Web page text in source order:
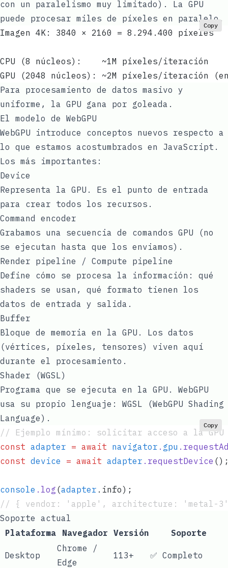
con un paralelismo muy limitado). La GPU
puede procesar miles de píxeles en paralelo.
Imagen 4K: 3840 × 2160 = 8.294.400 píxeles
CPU (8 núcleos):    ~1M píxeles/iteración
GPU (2048 núcleos): ~2M píxeles/iteración
Copy
Para procesamiento de datos masivo y
uniforme, la GPU gana por goleada.
El modelo de WebGPU
WebGPU introduce conceptos nuevos respecto a
lo que estamos acostumbrados en JavaScript.
Los más importantes:
Device
Representa la GPU. Es el punto de entrada
para crear todos los recursos.
Command encoder
Grabamos una secuencia de comandos GPU (no
se ejecutan hasta que los enviamos).
Render pipeline / Compute pipeline
Define cómo se procesa la información: qué
shaders se usan, qué formato tienen los
datos de entrada y salida.
Buffer
Bloque de memoria en la GPU. Los datos
(vértices, píxeles, tensores) viven aquí
durante el procesamiento.
Shader (WGSL)
Programa que se ejecuta en la GPU. WebGPU
usa su propio lenguaje: WGSL (WebGPU Shading
Language).
// Ejemplo mínimo: solicitar acceso a la GPU
const adapter = await navigator . gpu .
const device = await adapter . requestDevice
console . log (adapter . info);
// { vendor: 'apple', architecture: 'metal-
Copy
Soporte actual
Plataforma
Navegador Versión Soporte
Desktop
Chrome /
Edge
113+ ✅ Completo